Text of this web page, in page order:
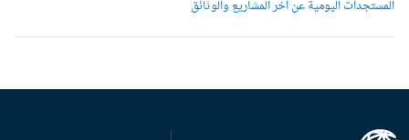
المستجدات اليومية عن آخر المشاريع والوثائق